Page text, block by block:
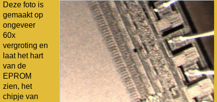
Deze foto is
gemaakt op
ongeveer
60x
vergroting en
laat het hart
van de
EPROM
zien, het
chipje van